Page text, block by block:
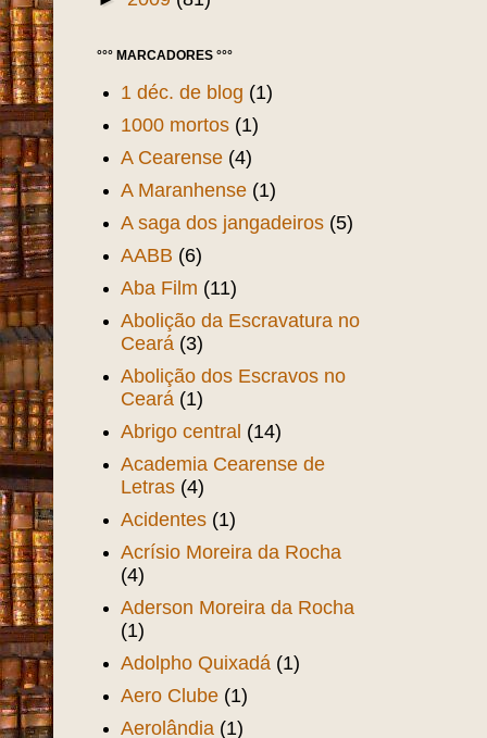
°°° MARCADORES °°°
1 déc. de blog (1)
1000 mortos (1)
A Cearense (4)
A Maranhense (1)
A saga dos jangadeiros (5)
AABB (6)
Aba Film (11)
Abolição da Escravatura no
Ceará (3)
Abolição dos Escravos no
Ceará (1)
Abrigo central (14)
Academia Cearense de
Letras (4)
Acidentes (1)
Acrísio Moreira da Rocha
(4)
Aderson Moreira da Rocha
(1)
Adolpho Quixadá (1)
Aero Clube (1)
Aerolândia (1)